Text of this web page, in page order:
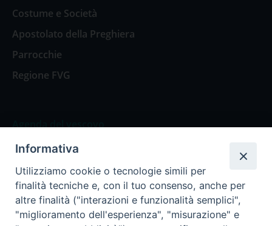
Costume e Società
Apostolato della Preghiera
Parrocchie
Regione FVG
Agenda del vescovo
Agenda del vescovo
Privacy Policy Trasparenza
Informativa
Utilizziamo cookie o tecnologie simili per
finalità tecniche e, con il tuo consenso, anche per
altre finalità ("interazioni e funzionalità semplici",
"miglioramento dell'esperienza", "misurazione" e